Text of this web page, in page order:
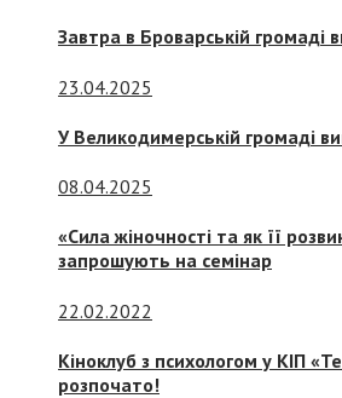
Завтра в Броварській громаді
23.04.2025
У Великодимерській громаді
08.04.2025
«Сила жіночності та як її
запрошують на семінар
22.02.2022
Кіноклуб з психологом у КІП
розпочато!